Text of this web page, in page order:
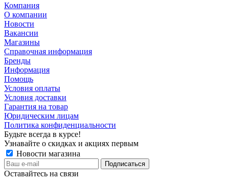
Компания
О компании
Новости
Вакансии
Магазины
Справочная информация
Бренды
Информация
Помощь
Условия оплаты
Условия доставки
Гарантия на товар
Юридическим лицам
Политика конфиденциальности
Будьте всегда в курсе!
Узнавайте о скидках и акциях первым
Новости магазина
Оставайтесь на связи